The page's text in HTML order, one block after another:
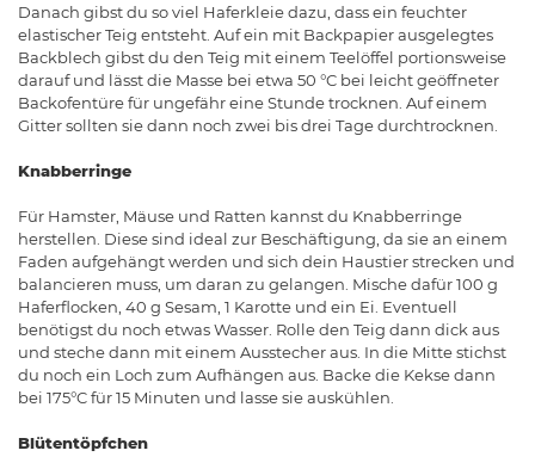
Danach gibst du so viel Haferkleie dazu, dass ein feuchter
elastischer Teig entsteht. Auf ein mit Backpapier ausgelegtes
Backblech gibst du den Teig mit einem Teelöffel portionsweise
darauf und lässt die Masse bei etwa 50 °C bei leicht geöffneter
Backofentüre für ungefähr eine Stunde trocknen. Auf einem
Gitter sollten sie dann noch zwei bis drei Tage durchtrocknen.
Knabberringe
Für Hamster, Mäuse und Ratten kannst du Knabberringe
herstellen. Diese sind ideal zur Beschäftigung, da sie an einem
Faden aufgehängt werden und sich dein Haustier strecken und
balancieren muss, um daran zu gelangen. Mische dafür 100 g
Haferflocken, 40 g Sesam, 1 Karotte und ein Ei. Eventuell
benötigst du noch etwas Wasser. Rolle den Teig dann dick aus
und steche dann mit einem Ausstecher aus. In die Mitte stichst
du noch ein Loch zum Aufhängen aus. Backe die Kekse dann
bei 175°C für 15 Minuten und lasse sie auskühlen.
Blütentöpfchen